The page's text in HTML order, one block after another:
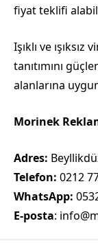
fiyat teklifi
Işıklı ve
tanıtımını
alanlarına
Morinek
Adres:
Telefon: 0212
WhatsApp:
E-posta: